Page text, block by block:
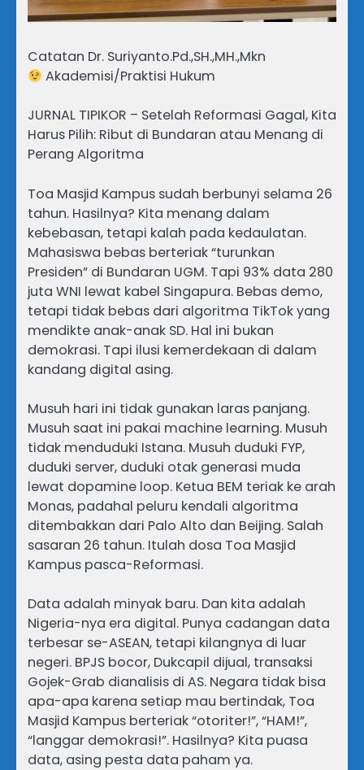
Catatan Dr. Suriyanto.Pd.,SH.,MH.,Mkn
Akademisi/Praktisi Hukum
JURNAL TIPIKOR – Setelah Reformasi Gagal, Kita
Harus Pilih: Ribut di Bundaran atau Menang di
Perang Algoritma
Toa Masjid Kampus sudah berbunyi selama 26
tahun. Hasilnya? Kita menang dalam
kebebasan, tetapi kalah pada kedaulatan.
Mahasiswa bebas berteriak “turunkan
Presiden” di Bundaran UGM. Tapi 93% data 280
juta WNI lewat kabel Singapura. Bebas demo,
tetapi tidak bebas dari algoritma TikTok yang
mendikte anak-anak SD. Hal ini bukan
demokrasi. Tapi ilusi kemerdekaan di dalam
kandang digital asing.
Musuh hari ini tidak gunakan laras panjang.
Musuh saat ini pakai machine learning. Musuh
tidak menduduki Istana. Musuh duduki FYP,
duduki server, duduki otak generasi muda
lewat dopamine loop. Ketua BEM teriak ke arah
Monas, padahal peluru kendali algoritma
ditembakkan dari Palo Alto dan Beijing. Salah
sasaran 26 tahun. Itulah dosa Toa Masjid
Kampus pasca-Reformasi.
Data adalah minyak baru. Dan kita adalah
Nigeria-nya era digital. Punya cadangan data
terbesar se-ASEAN, tetapi kilangnya di luar
negeri. BPJS bocor, Dukcapil dijual, transaksi
Gojek-Grab dianalisis di AS. Negara tidak bisa
apa-apa karena setiap mau bertindak, Toa
Masjid Kampus berteriak “otoriter!”, “HAM!”,
“langgar demokrasi!”. Hasilnya? Kita puasa
data, asing pesta data paham ya.